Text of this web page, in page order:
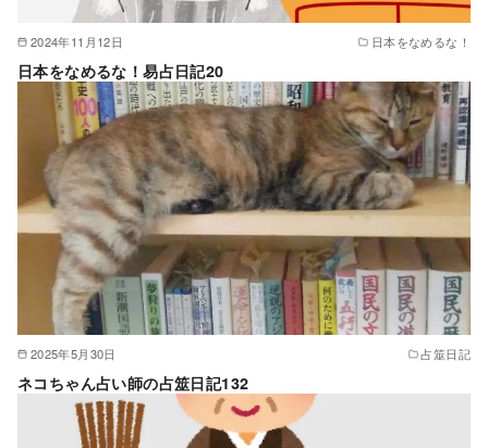
2024年11月12日 日本をなめるな！
日本をなめるな！易占日記20
2025年5月30日 占筮日記
ネコちゃん占い師の占筮日記132